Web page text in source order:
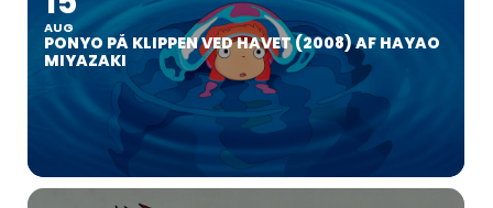
AUG
PONYO PÅ KLIPPEN VED HAVET (2008) AF HAYAO
MIYAZAKI